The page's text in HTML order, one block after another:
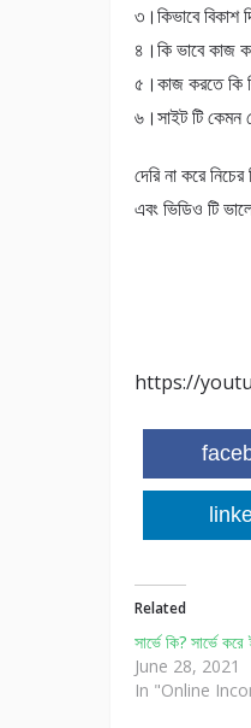
৩।কিভাবে বিকাশ
৪।কি ভাবে কাজ
৫।কাজ করতে কি
৬।সাইট টি কেমন
দেরি না করে
এবং ভিডিও টি
https://
Related
সার্ভে কি? সার্ভে
June 28, 2021
In "Online